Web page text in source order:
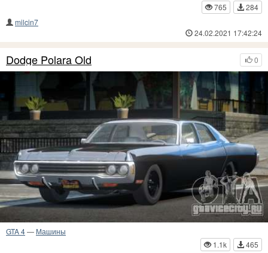
765
284
milcin7
24.02.2021 17:42:24
0
Dodge Polara Old
GTA 4— Машины
1.1k
465